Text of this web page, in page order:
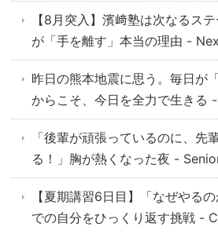
【8月突入】濱﨑塾は次なるス
が「手を離す」本当の理由 -
昨日の熊本地震に思う。毎日が
からこそ、今日を全力で生き
「後輩が頑張っているのに、先
る！」胸が熱くなった夜 -
【夏期講習6日目】「なぜやる
での自分をひっくり返す挑戦 -